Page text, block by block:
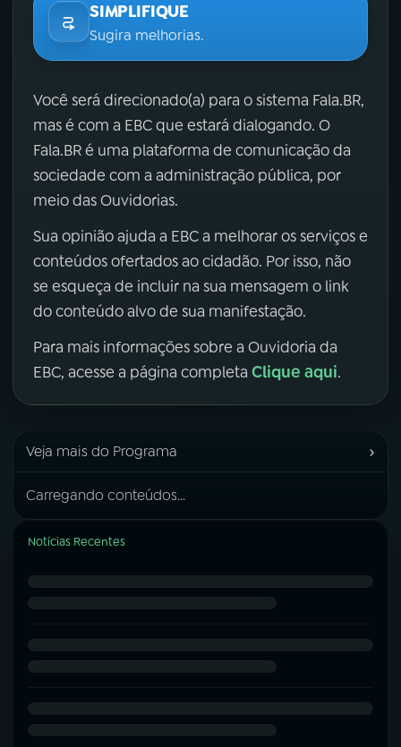
SIMPLIFIQUE
Sugira melhorias.
Você será direcionado(a) para o sistema Fala.BR,
mas é com a EBC que estará dialogando. O
Fala.BR é uma plataforma de comunicação da
sociedade com a administração pública, por
meio das Ouvidorias.
Sua opinião ajuda a EBC a melhorar os serviços e
conteúdos ofertados ao cidadão. Por isso, não
se esqueça de incluir na sua mensagem o link
do conteúdo alvo de sua manifestação.
Para mais informações sobre a Ouvidoria da
EBC, acesse a página completa Clique aqui.
Veja mais do Programa ›
Carregando conteúdos...
Notícias Recentes